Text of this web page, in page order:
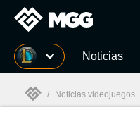
MGG Noticias
/ Noticias videojuegos